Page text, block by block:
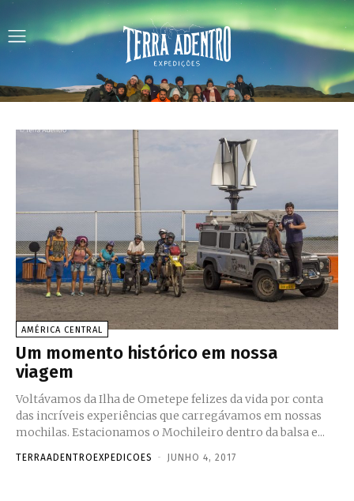
AMÉRICA CENTRAL
Um momento histórico em nossa
viagem
Voltávamos da Ilha de Ometepe felizes da vida por conta
das incríveis experiências que carregávamos em nossas
mochilas. Estacionamos o Mochileiro dentro da balsa e...
TERRAADENTROEXPEDICOES - JUNHO 4, 2017